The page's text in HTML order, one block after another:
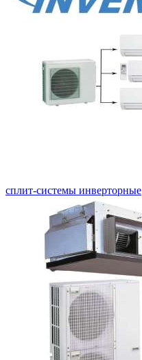
сплит-системы инверторные